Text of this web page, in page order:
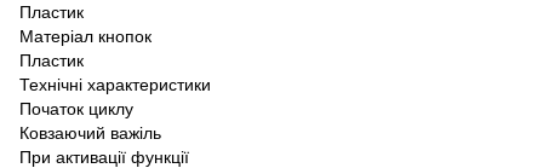
Пластик
Матеріал кнопок
Пластик
Технічні характеристики
Початок циклу
Ковзаючий важіль
При активації функції